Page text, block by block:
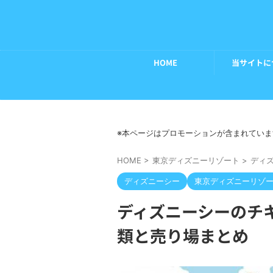
HOME 当サイト
※本ページはプロモーションが含まれてい
HOME > 東京ディズニーリゾート > ディ
ディズニーシー 東京ディズニーリゾ
ディズニーシーのチ
類と売り場まとめ